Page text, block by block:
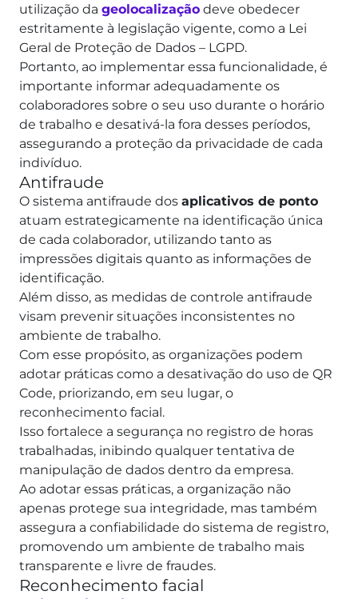
utilização da geolocalização deve obedecer
estritamente à legislação vigente, como a Lei
Geral de Proteção de Dados – LGPD.
Portanto, ao implementar essa funcionalidade, é
importante informar adequadamente os
colaboradores sobre o seu uso durante o horário
de trabalho e desativá-la fora desses períodos,
assegurando a proteção da privacidade de cada
indivíduo.
Antifraude
O sistema antifraude dos aplicativos de ponto
atuam estrategicamente na identificação única
de cada colaborador, utilizando tanto as
impressões digitais quanto as informações de
identificação.
Além disso, as medidas de controle antifraude
visam prevenir situações inconsistentes no
ambiente de trabalho.
Com esse propósito, as organizações podem
adotar práticas como a desativação do uso de QR
Code, priorizando, em seu lugar, o
reconhecimento facial.
Isso fortalece a segurança no registro de horas
trabalhadas, inibindo qualquer tentativa de
manipulação de dados dentro da empresa.
Ao adotar essas práticas, a organização não
apenas protege sua integridade, mas também
assegura a confiabilidade do sistema de registro,
promovendo um ambiente de trabalho mais
transparente e livre de fraudes.
Reconhecimento facial